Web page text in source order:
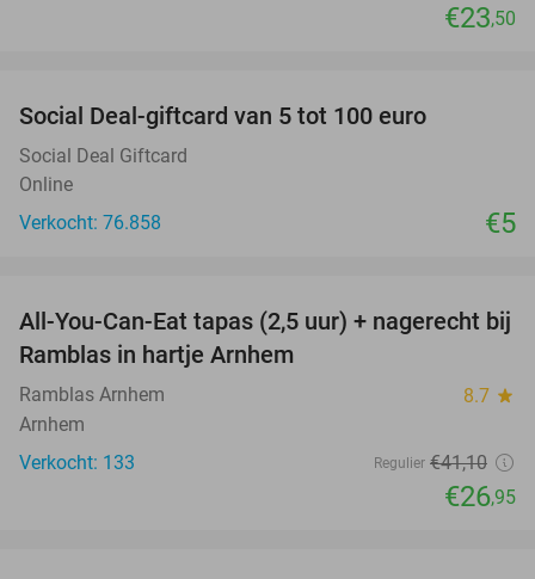
€23,50
Social Deal-giftcard van 5 tot 100 euro
Social Deal Giftcard
Online
Verkocht: 76.858
€5
34%
All-You-Can-Eat tapas (2,5 uur) + nagerecht bij
Ramblas in hartje Arnhem
Ramblas Arnhem 8.7 star
Arnhem
Verkocht: 133
Regulier €41,10
€26,95